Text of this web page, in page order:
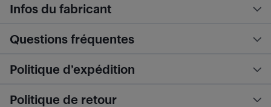
Infos du fabricant
Questions fréquentes
Politique d’expédition
Politique de retour